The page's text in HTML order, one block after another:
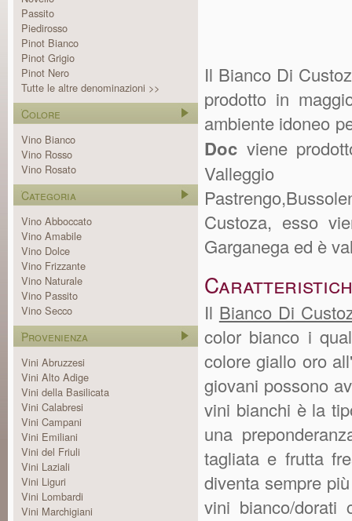
Passito
Piedirosso
Pinot Bianco
Pinot Grigio
Pinot Nero
Tutte le altre denominazioni >>
Colore
Vino Bianco
Vino Rosso
Vino Rosato
Categoria
Vino Abboccato
Vino Amabile
Vino Dolce
Vino Frizzante
Vino Naturale
Vino Passito
Vino Secco
Provenienza
Vini Abruzzesi
Vini Alto Adige
Vini della Basilicata
Vini Calabresi
Vini Campani
Vini Emiliani
Vini del Friuli
Vini Laziali
Vini Liguri
Vini Lombardi
Vini Marchigiani
Il Bianco Di
prodotto in
ambiente idoneo
Doc viene
Valleggio
Custoza, esso
Garganega ed è
Il Bianco Di
color bianco i
colore giallo oro
giovani possono
vini bianchi è la
una
tagliata e frutta
diventa sempre
vini bianco/dorati